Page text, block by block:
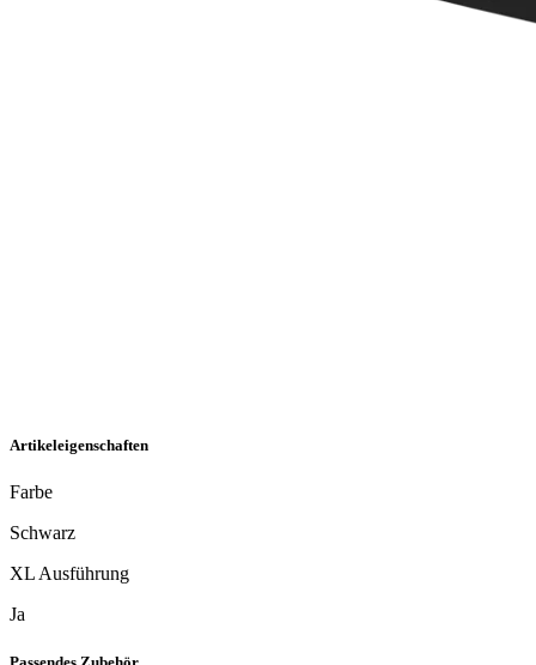
Artikeleigenschaften
Farbe
Schwarz
XL Ausführung
Ja